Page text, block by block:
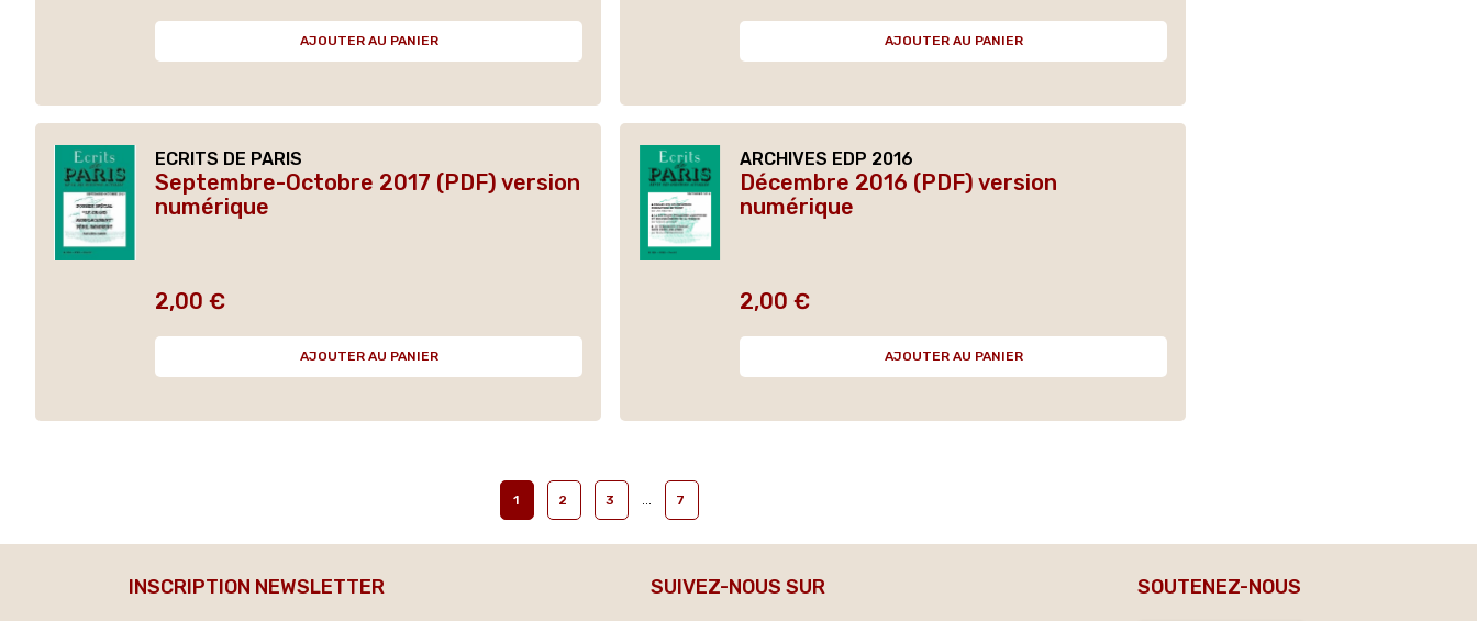
AJOUTER AU PANIER AJOUTER AU PANIER
ECRITS DE PARIS
Septembre-Octobre 2017 (PDF) version
numérique
Prix
2,00 €
AJOUTER AU PANIER
ARCHIVES EDP 2016
Décembre 2016 (PDF) version
numérique
Prix
2,00 €
AJOUTER AU PANIER
1 2 3 7
INSCRIPTION NEWSLETTER SUIVEZ-NOUS SUR SOUTENEZ-NOUS